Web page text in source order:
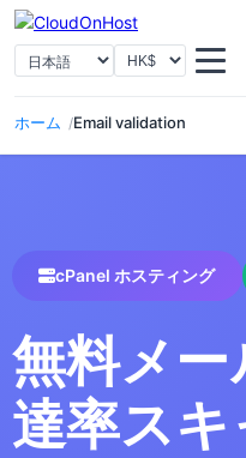
ホーム Email validation
言語を選択 通貨を選択
cPanel ホスティング
無料メー
達率スキ